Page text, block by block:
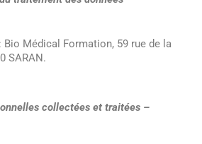
Bio Médical Formation, 59 rue de la
SARAN.
collectées et traitées –